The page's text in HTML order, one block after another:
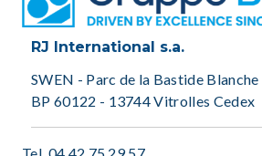
RJ International s.a.
SWEN - Parc de la Bastide
BP 60122 - 13744 Vitrolles Cedex